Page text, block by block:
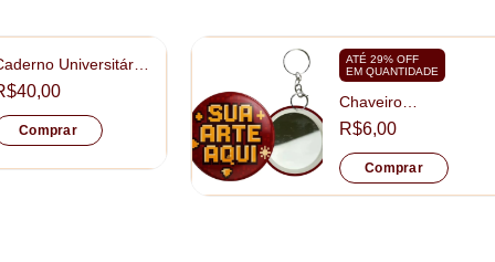
Universitário
20x28cm
Comprar
ATÉ 29% OFF
EM QUANTIDADE
Chaveiro
Personalizado Mini
Espelho tamanho
5,5cm
R$6,00
Comprar